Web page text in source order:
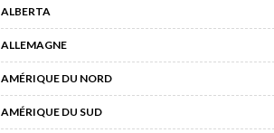
ALBERTA
ALLEMAGNE
AMÉRIQUE DU NORD
AMÉRIQUE DU SUD